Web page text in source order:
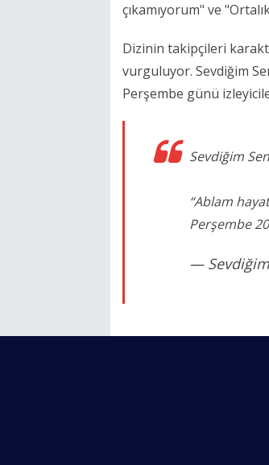
çıkamıyorum" ve
Dizinin takipçileri
vurguluyor. Sevdiğim
Perşembe günü
Sevdiğim
“Ablam
Perşembe
—